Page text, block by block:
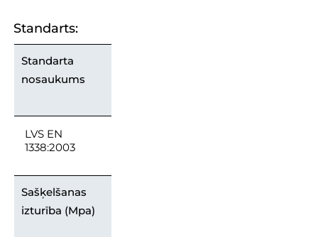
Standarts:
Standarta
nosaukums
LVS EN
1338:2003
Sašķelšanas
izturība (Mpa)